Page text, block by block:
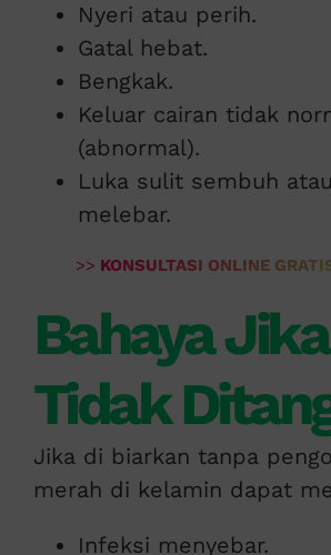
Nyeri atau perih.
Gatal hebat.
Bengkak.
Keluar cairan tidak
(abnormal).
Luka sulit sembuh
melebar.
>> KONSULTASI ONLINE
Bahaya Jika
Tidak
Jika di biarkan tanpa
merah di kelamin dapat
Infeksi menyebar.